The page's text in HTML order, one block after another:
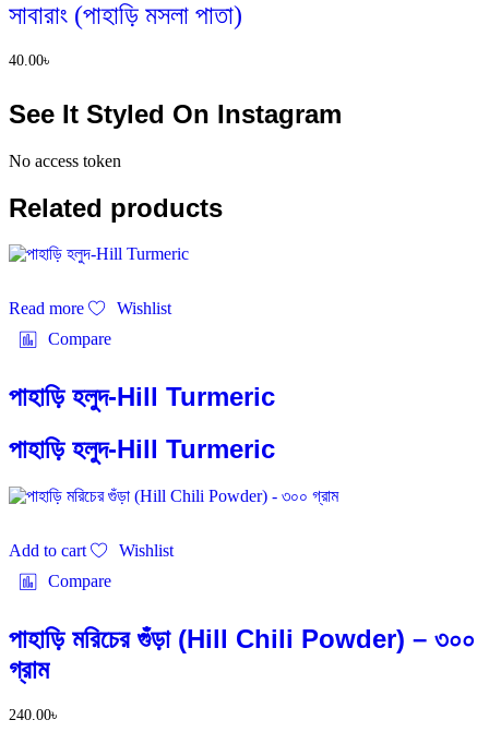
সাবারাং (পাহাড়ি মসলা পাতা)
40.00৳
See It Styled On Instagram
No access token
Related products
Read more
Wishlist
Compare
পাহাড়ি হলুদ-Hill Turmeric
পাহাড়ি হলুদ-Hill Turmeric
Add to cart
Wishlist
Compare
পাহাড়ি মরিচের গুঁড়া (Hill Chili Powder) – ৩০০
গ্রাম
240.00৳